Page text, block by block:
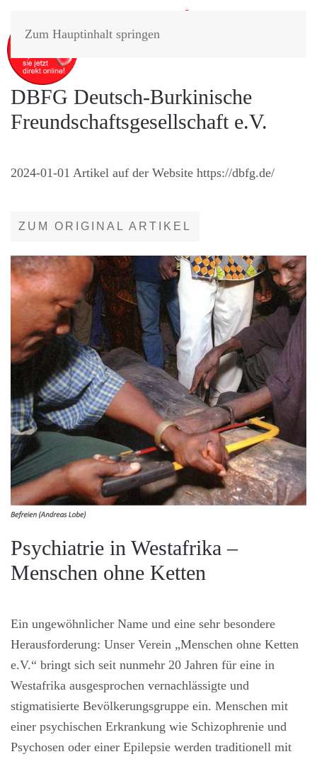
Zum Hauptinhalt springen
DBFG Deutsch-Burkinische
Freundschaftsgesellschaft e.V.
2024-01-01 Artikel auf der Website https://dbfg.de/
ZUM ORIGINAL ARTIKEL
Psychiatrie in Westafrika –
Menschen ohne Ketten
Ein ungewöhnlicher Name und eine sehr besondere
Herausforderung: Unser Verein „Menschen ohne Ketten
e.V.“ bringt sich seit nunmehr 20 Jahren für eine in
Westafrika ausgesprochen vernachlässigte und
stigmatisierte Bevölkerungsgruppe ein. Menschen mit
einer psychischen Erkrankung wie Schizophrenie und
Psychosen oder einer Epilepsie werden traditionell mit